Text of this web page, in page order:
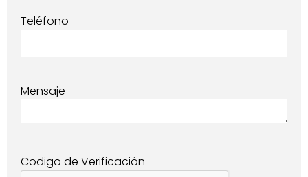
Teléfono
Mensaje
Codigo de Verificación